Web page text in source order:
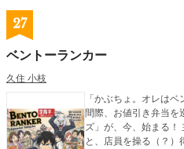
27
ベントーランカー
久住 小枝
「かぶちょ。オレは
間際、お値引き弁当を
ズ」が、今、始まる！
と、店員を操る（？